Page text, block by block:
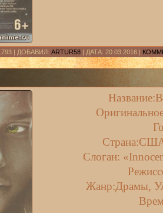
| ДОБАВИЛ: ARTUR58 | ДАТА: 20.03.2016 |
Слоган:
Жанр:Драмы,